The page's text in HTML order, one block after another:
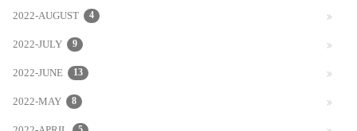
2022-AUGUST 4
2022-JULY 9
2022-JUNE 13
2022-MAY 8